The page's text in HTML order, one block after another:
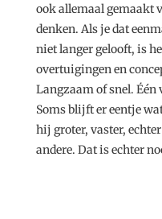
ook allemaal gemaakt
denken. Als je dat
niet langer gelooft, is
overtuigingen en
Langzaam of snel. Één
Soms blijft er eentje
hij groter, vaster,
andere. Dat is echter